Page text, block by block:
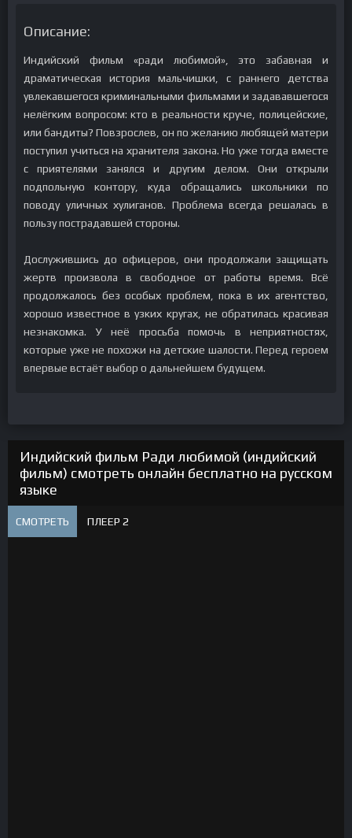
Описание:
Индийский фильм «ради любимой», это забавная и
драматическая история мальчишки, с раннего детства
увлекавшегося криминальными фильмами и задававшегося
нелёгким вопросом: кто в реальности круче, полицейские,
или бандиты? Повзрослев, он по желанию любящей матери
поступил учиться на хранителя закона. Но уже тогда вместе
с приятелями занялся и другим делом. Они открыли
подпольную контору, куда обращались школьники по
поводу уличных хулиганов. Проблема всегда решалась в
пользу пострадавшей стороны.
Дослужившись до офицеров, они продолжали защищать
жертв произвола в свободное от работы время. Всё
продолжалось без особых проблем, пока в их агентство,
хорошо известное в узких кругах, не обратилась красивая
незнакомка. У неё просьба помочь в неприятностях,
которые уже не похожи на детские шалости. Перед героем
впервые встаёт выбор о дальнейшем будущем.
Индийский фильм Ради любимой (индийский
фильм) смотреть онлайн бесплатно на русском
языке
СМОТРЕТЬ ПЛЕЕР 2